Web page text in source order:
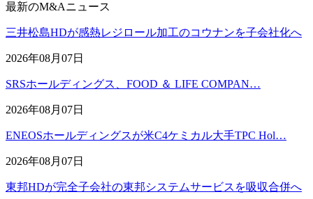
最新のM&Aニュース
三井松島HDが感熱レジロール加工のコウナンを子会社化へ
2026年08月07日
SRSホールディングス、FOOD ＆ LIFE COMPAN…
2026年08月07日
ENEOSホールディングスが米C4ケミカル大手TPC Hol…
2026年08月07日
東邦HDが完全子会社の東邦システムサービスを吸収合併へ